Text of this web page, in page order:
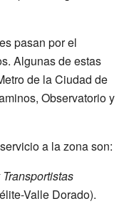
pasan por el
Algunas de estas
de la Ciudad de
Observatorio y
a la zona son:
Valle Dorado).